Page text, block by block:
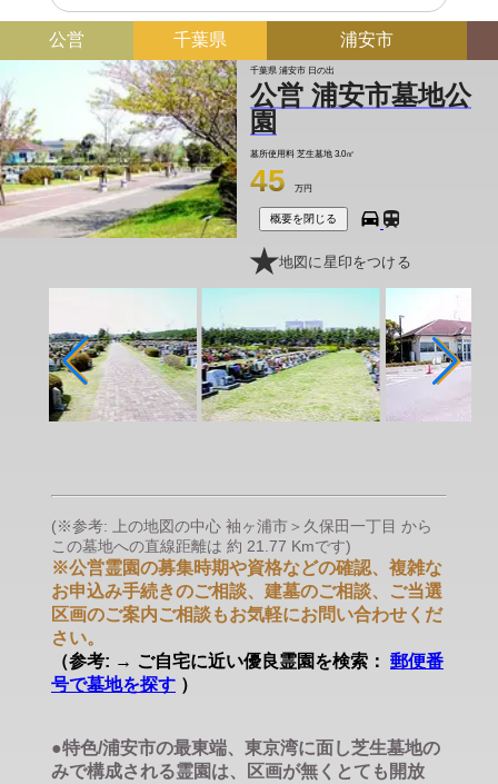
公営 千葉県 浦安市
千葉県 浦安市 日の出
公営 浦安市墓地公
園
墓所使用料 芝生墓地 3.0㎡
45 万円
概要を閉じる
地図に星印をつける
(※参考: 上の地図の中心 袖ヶ浦市＞久保田一丁目 から
この墓地への直線距離は 約 21.77 Kmです)
※公営霊園の募集時期や資格などの確認、複雑な
お申込み手続きのご相談、建墓のご相談、ご当選
区画のご案内ご相談もお気軽にお問い合わせくだ
さい。
（参考: → ご自宅に近い優良霊園を検索： 郵便番
号で墓地を探す ）
●特色/浦安市の最東端、東京湾に面し芝生墓地の
みで構成される霊園は、区画が無くとても開放